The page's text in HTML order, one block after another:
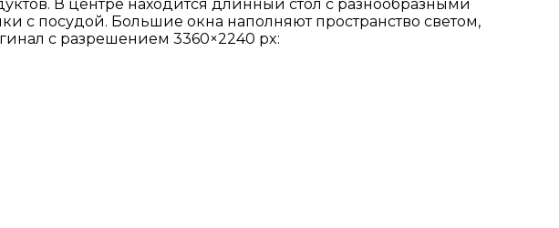
В центре находится длинный стол с разнообразными
с посудой. Большие окна наполняют пространство светом,
с разрешением 3360×2240 px: